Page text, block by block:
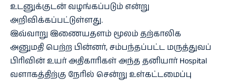
உடனுக்குடன் வழங்கப்படும் என்று
அறிவிக்கப்பட்டுள்ளது.
இவ்வாறு இணையதளம் மூலம் தற்காலிக
அனுமதி பெற்ற பின்னர், சம்பந்தப்பட்ட மருத்துவப்
பிரிவின் உயர் அதிகாரிகள் அந்த தனியார் Hospital
வளாகத்திற்கு நேரில் சென்று உள்கட்டமைப்பு